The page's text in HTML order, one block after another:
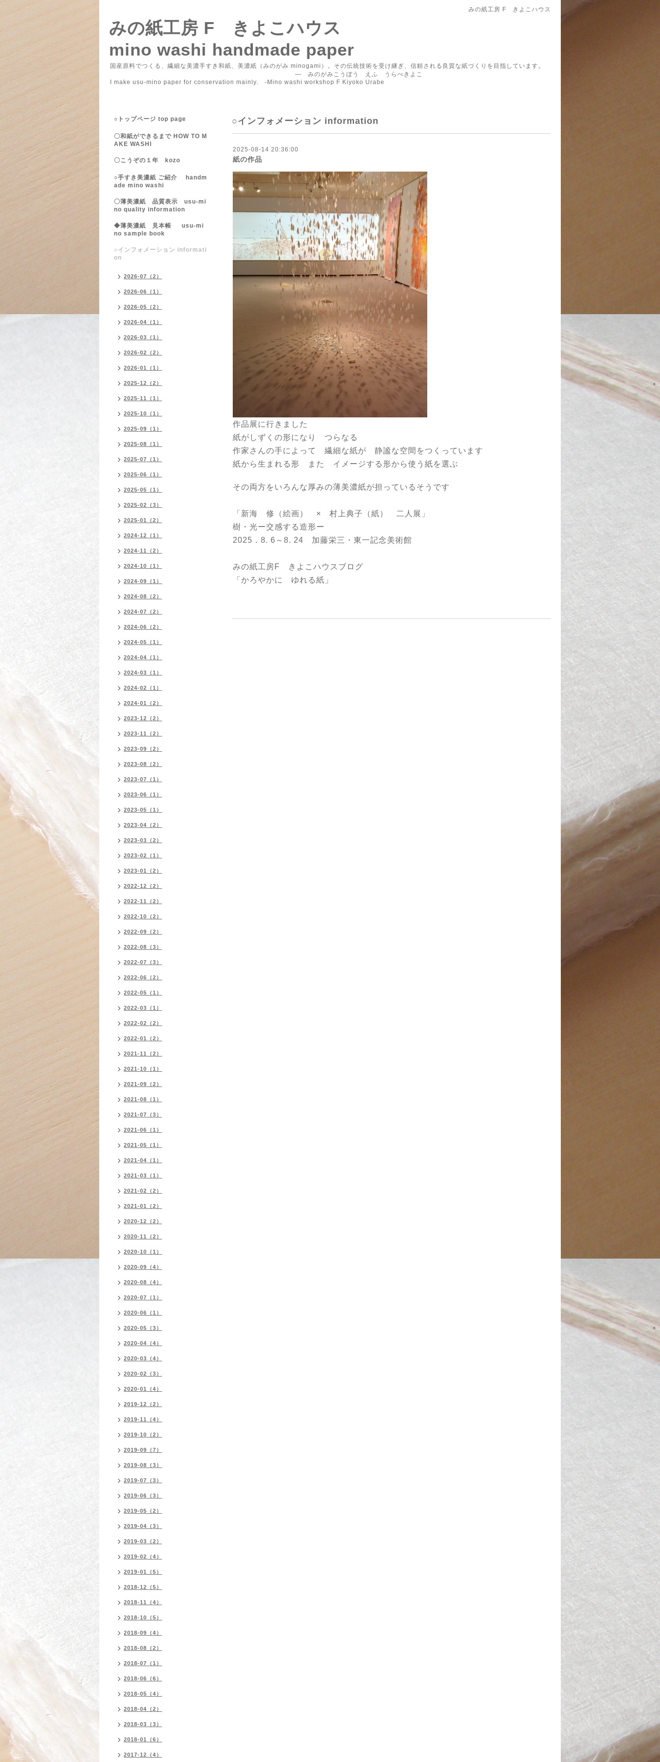
みの紙工房 F きよこハウス
みの紙工房 F きよこハウス
mino washi handmade paper
国産原料でつくる、繊細な美濃手すき和紙、美濃紙（みのがみ minogami）。その伝統技術を受け継ぎ、信頼される良質な紙づくりを目指しています。
― みのがみこうぼう えふ うらべきよこ
I make usu-mino paper for conservation mainly. -Mino washi workshop F Kiyoko Urabe
○インフォメーション information
2025-08-14 20:36:00
紙の作品
作品展に行きました
紙がしずくの形になり つらなる
作家さんの手によって 繊細な紙が 静謐な空間をつくっています
紙から生まれる形 また イメージする形から使う紙を選ぶ
その両方をいろんな厚みの薄美濃紙が担っているそうです
「新海 修（絵画） × 村上典子（紙） 二人展」
樹・光ー交感する造形ー
2025．8. 6～8. 24 加藤栄三・東一記念美術館
みの紙工房F きよこハウスブログ
「かろやかに ゆれる紙」
○トップページ top page
〇和紙ができるまで HOW TO M
AKE WASHI
〇こうぞの１年 kozo
○手すき美濃紙 ご紹介 handm
ade mino washi
〇薄美濃紙 品質表示 usu-mi
no quality information
◆薄美濃紙 見本帳 usu-mi
no sample book
○インフォメーション informati
on
2026-07（2）
2026-06（1）
2026-05（2）
2026-04（1）
2026-03（1）
2026-02（2）
2026-01（1）
2025-12（2）
2025-11（1）
2025-10（1）
2025-09（1）
2025-08（1）
2025-07（1）
2025-06（1）
2025-05（1）
2025-02（3）
2025-01（2）
2024-12（1）
2024-11（2）
2024-10（1）
2024-09（1）
2024-08（2）
2024-07（2）
2024-06（2）
2024-05（1）
2024-04（1）
2024-03（1）
2024-02（1）
2024-01（2）
2023-12（2）
2023-11（2）
2023-09（2）
2023-08（2）
2023-07（1）
2023-06（1）
2023-05（1）
2023-04（2）
2023-03（2）
2023-02（1）
2023-01（2）
2022-12（2）
2022-11（2）
2022-10（2）
2022-09（2）
2022-08（3）
2022-07（3）
2022-06（2）
2022-05（1）
2022-03（1）
2022-02（2）
2022-01（2）
2021-11（2）
2021-10（1）
2021-09（2）
2021-08（1）
2021-07（3）
2021-06（1）
2021-05（1）
2021-04（1）
2021-03（1）
2021-02（2）
2021-01（2）
2020-12（2）
2020-11（2）
2020-10（1）
2020-09（4）
2020-08（4）
2020-07（1）
2020-06（1）
2020-05（3）
2020-04（4）
2020-03（4）
2020-02（3）
2020-01（4）
2019-12（2）
2019-11（4）
2019-10（2）
2019-09（7）
2019-08（3）
2019-07（3）
2019-06（3）
2019-05（2）
2019-04（3）
2019-03（2）
2019-02（4）
2019-01（5）
2018-12（5）
2018-11（4）
2018-10（5）
2018-09（4）
2018-08（2）
2018-07（1）
2018-06（6）
2018-05（4）
2018-04（2）
2018-03（3）
2018-01（6）
2017-12（4）